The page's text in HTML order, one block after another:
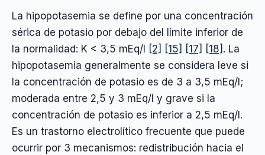
La hipopotasemia se define por una concentración
sérica de potasio por debajo del límite inferior de
la normalidad: K < 3,5 mEq/l
[2] [15] [17] [18] . La
hipopotasemia generalmente se considera leve si
la concentración de potasio es de 3 a 3,5 mEq/l;
moderada entre 2,5 y 3 mEq/l y grave si la
concentración de potasio es inferior a 2,5 mEq/l.
Es un trastorno electrolítico frecuente que puede
ocurrir por 3 mecanismos: redistribución hacia el